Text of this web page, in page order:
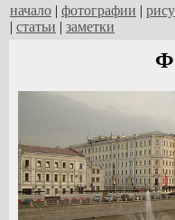
начало | фотографии |
| статьи | заметки